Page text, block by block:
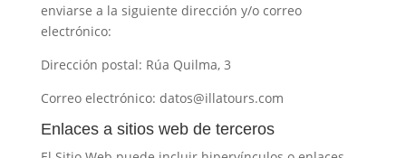
enviarse a la siguiente dirección y/o correo
electrónico:
Dirección postal: Rúa Quilma, 3
Correo electrónico: datos@illatours.com
Enlaces a sitios web de terceros